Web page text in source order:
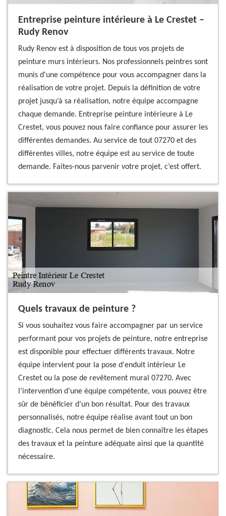
Entreprise peinture intérieure à Le Crestet –
Rudy Renov
Rudy Renov est à disposition de tous vos projets de
peinture murs intérieurs. Nos professionnels peintres sont
munis d'une compétence pour vous accompagner dans la
réalisation de votre projet. Depuis la définition de votre
projet jusqu’à sa réalisation, notre équipe accompagne
chaque demande. Entreprise peinture intérieure à Le
Crestet, vous pouvez nous faire confiance pour assurer les
différentes demandes. Au service de tout 07270 et des
différentes villes, notre équipe est au service de toute
demande. Faites-nous parvenir votre projet, c’est offert.
Quels travaux de peinture ?
Si vous souhaitez vous faire accompagner par un service
performant pour vos projets de peinture, notre entreprise
est disponible pour effectuer différents travaux. Notre
équipe intervient pour la pose d'enduit intérieur Le
Crestet ou la pose de revêtement mural 07270. Avec
l’intervention d’une équipe compétente, vous pouvez être
sûr de bénéficier d’un bon résultat. Pour des travaux
personnalisés, notre équipe réalise avant tout un bon
diagnostic. Cela nous permet de bien connaître les étapes
des travaux et la peinture adéquate ainsi que la quantité
nécessaire.